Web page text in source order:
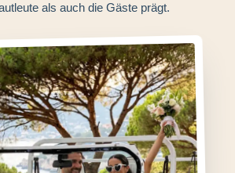
als auch die Gäste prägt.